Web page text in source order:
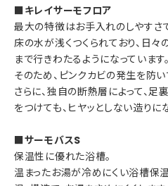
■キレイサーモフロア
最大の特徴はお手入れのしやすさで
床の水が浅くつくられており、日
まで行きわたるようになっています。
そのため、ピンクカビの発生を防い
さらに、独自の断熱層によって、足
をつけても、ヒヤッとしない造りに
■サーモバスS
保温性に優れた浴槽。
温まったお湯が冷めにくい浴槽保